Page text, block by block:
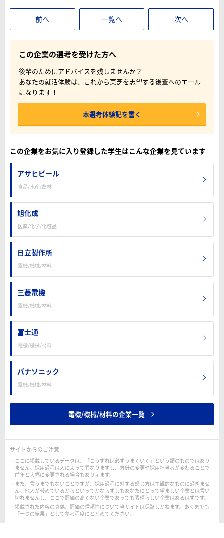
前へ 一覧へ 次へ
この企業の選考を受けた方へ
後輩のためにアドバイスを残しませんか？
あなたの就活体験は、これから東芝を志望する後輩へのエール
になります！
本選考体験記を書く
この企業をお気に入り登録した学生はこんな企業を見ています
アサヒビール
食品/水産/農林
旭化成
医薬/化学/化粧品
日立製作所
電機/機械/材料
三菱電機
電機/機械/材料
富士通
電機/機械/材料
パナソニック
電機/機械/材料
電機/機械/材料の企業一覧
サイトからのご注意
ここに掲載しているデータは、「こうすれば必ずうまくいく」という類のものではあり
ません。採用過程は人によって異なりますし、方針の変更や採用担当者が変わることで
前年と大幅に変更される場合もありえます。
また、言うまでもないことですが、採用過程に対する感じ方は主観的なものに過ぎませ
ん。他人が誉めているからといってかならずしもあなたにとって望ましい企業とは言い
切れませんし、ここで評価の高くない企業であっても素晴らしい企業はあるはずです。
掲載された内容の真偽、評価の信頼性について当サイトは保証しかねます。あくまでも
「一つの結果」として参考程度にとどめてください。